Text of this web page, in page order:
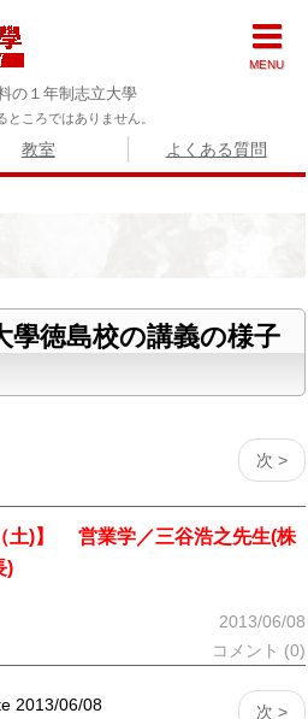
の１年制志立大學
ころではありません。
教室 よくある質問
學徳島校の講義の様子
次 >
土)】 営業学／三谷浩之先生(株
)
2013/06/08
コメント (0)
次 >
2013/06/08
MENU